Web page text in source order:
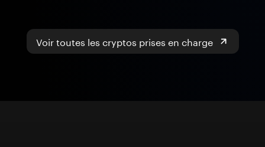
Voir toutes les cryptos prises en charge